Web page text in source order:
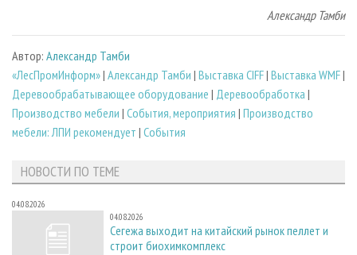
Александр Тамби
Автор: Александр Тамби
«ЛесПромИнформ»| Александр Тамби | Выставка CIFF| Выставка WMF|
Деревообрабатывающее оборудование | Деревообработка |
Производство мебели | События, мероприятия | Производство
мебели: ЛПИ рекомендует | События
НОВОСТИ ПО ТЕМЕ
04.08.2026
04.08.2026
Сегежа выходит на китайский рынок пеллет и
строит биохимкомплекс